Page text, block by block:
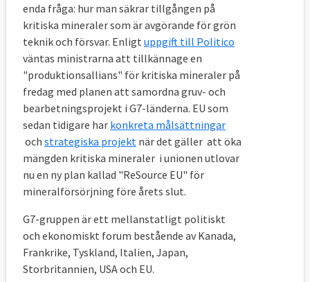
enda fråga: hur man säkrar tillgången på
kritiska mineraler som är avgörande för grön
teknik och försvar. Enligt uppgift till Politico
väntas ministrarna att tillkännage en
"produktionsallians" för kritiska mineraler på
fredag med planen att samordna gruv- och
bearbetningsprojekt i G7-länderna. EU som
sedan tidigare har konkreta målsättningar
och strategiska projekt när det gäller att öka
mängden kritiska mineraler i unionen utlovar
nu en ny plan kallad "ReSource EU" för
mineralförsörjning före årets slut.
G7-gruppen är ett mellanstatligt politiskt
och ekonomiskt forum bestående av Kanada,
Frankrike, Tyskland, Italien, Japan,
Storbritannien, USA och EU.